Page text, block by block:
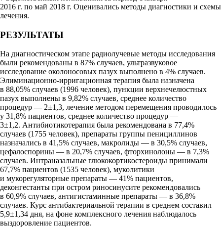
2016 г. по май 2018 г. Оценивались методы диагностики и схемы
лечения.
РЕЗУЛЬТАТЫ
На диагностическом этапе радиолучевые методы исследования
были рекомендованы в 87% случаев, ультразвуковое
исследование околоносовых пазух выполнено в 4% случаев.
Элиминационно-ирригационная терапия была назначена
в 88,05% случаев (1996 человек), пункции верхнечелюстных
пазух выполнены в 9,82% случаев, среднее количество
процедур — 2±1,3, лечение методом перемещения проводилось
у 31,8% пациентов, среднее количество процедур —
3±1,2. Антибиотикотерапия была рекомендована в 77,4%
случаев (1755 человек), препараты группы пенициллинов
назначались в 41,5% случаев, макролиды — в 30,5% случаев,
цефалоспорины — в 20,7% случаев, фторхинолоны — в 7,3%
случаев. Интраназальные глюкокортикостероиды принимали
67,7% пациентов (1535 человек), муколитики
и мукорегуляторные препараты — 41% пациентов,
деконгестанты при остром риносинусите рекомендовались
в 60,9% случаев, антигистаминные препараты — в 36,8%
случаев. Курс антибактериальной терапии в среднем составил
5,9±1,34 дня, на фоне комплексного лечения наблюдалось
выздоровление пациентов.